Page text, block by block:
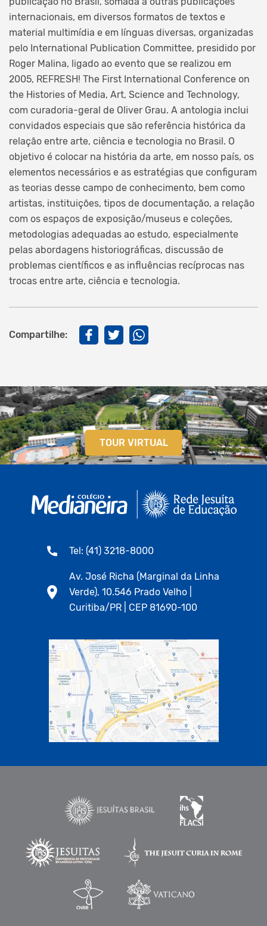
internacionais, em diversos formatos de textos e
material multimídia e em línguas diversas, organizadas
pelo International Publication Committee, presidido por
Roger Malina, ligado ao evento que se realizou em
2005, REFRESH! The First International Conference on
the Histories of Media, Art, Science and Technology,
com curadoria-geral de Oliver Grau. A antologia inclui
convidados especiais que são referência histórica da
relação entre arte, ciência e tecnologia no Brasil. O
objetivo é colocar na história da arte, em nosso país, os
elementos necessários e as estratégias que configuram
as teorias desse campo de conhecimento, bem como
artistas, instituições, tipos de documentação, a relação
com os espaços de exposição/museus e coleções,
metodologias adequadas ao estudo, especialmente
pelas abordagens historiográficas, discussão de
problemas científicos e as influências recíprocas nas
trocas entre arte, ciência e tecnologia.
Compartilhe:
TOUR VIRTUAL
Tel: (41) 3218-8000
Av. José Richa (Marginal da Linha
Verde), 10.546 Prado Velho |
Curitiba/PR | CEP 81690-100